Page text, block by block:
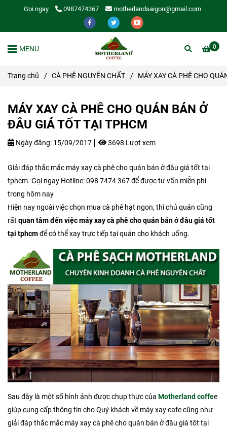
Gọi ngay 0987474367 motherlandsaigon@gmail.com
0
MENU
Trang chủ / CÀ PHÊ NGUYÊN CHẤT / MÁY XAY CÀ PHÊ CHO
MÁY XAY CÀ PHÊ CHO QUÁN BÁN Ở
ĐÂU GIÁ TỐT TẠI TPHCM
Ngày đăng: 15/09/2017 3698 Lượt xem
Giải đáp thắc mắc máy xay cà phê cho quán bán ở đâu giá tốt tại
tphcm. Gọi ngay Hotline: 098 7474 367 để được tư vấn miễn phí
trong hôm nay
Hiện nay ngoài việc chọn mua cà phê hạt ngon, thì chủ quán cũng
rất quan tâm đến việc máy xay cà phê cho quán bán ở đâu giá tốt
tại tphcmđể có thể xay trực tiếp tại quán cho khách uống.
Sau đây là một số hình ảnh được chụp thực của Motherland coffee
giúp cung cấp thông tin cho Quý khách về máy xay cafe cũng như
giải đáp thắc mắc máy xay cà phê cho quán bán ở đâu giá tôt tại